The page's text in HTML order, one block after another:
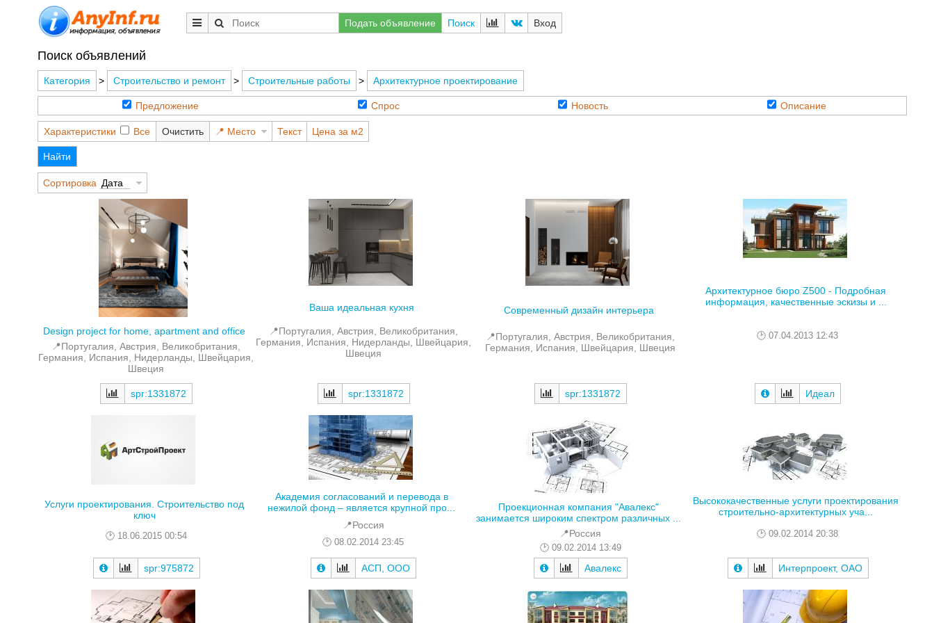
Подать объявление Поиск Вход
Поиск объявлений
Категория > Строительство и ремонт > Строительные работы > Архитектурное проектирование
Предложение Спрос Новость Описание
Характеристики Все Очистить Место Текст Цена за м2
Найти
Сортировка Дата
Design project for home, apartment and office
📍Португалия, Австрия, Великобритания,
Германия, Испания, Нидерланды, Швейцария,
Швеция
spr:1331872
Ваша идеальная кухня
📍Португалия, Австрия, Великобритания,
Германия, Испания, Нидерланды, Швейцария,
Швеция
spr:1331872
Современный дизайн интерьера
📍Португалия, Австрия, Великобритания,
Германия, Испания, Швейцария, Швеция
spr:1331872
Архитектурное бюро Z500 - Подробная
информация, качественные эскизы и ...
07.04.2013 12:43
Идеал
Услуги проектирования. Строительство под
ключ
18.06.2015 00:54
spr:975872
Академия согласований и перевода в
нежилой фонд – является крупной про...
📍Россия
08.02.2014 23:45
АСП, ООО
Проекционная компания "Авалекс"
занимается широким спектром различных ...
📍Россия
09.02.2014 13:49
Авалекс
Высококачественные услуги проектирования
строительно-архитектурных уча...
09.02.2014 20:38
Интерпроект, ОАО